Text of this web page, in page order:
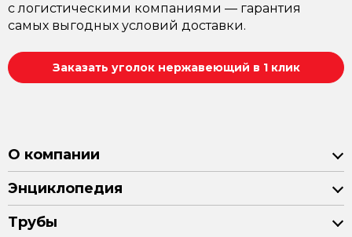
с логистическими компаниями — гарантия
самых выгодных условий доставки.
Заказать уголок нержавеющий в 1 клик
О компании
Энциклопедия
Трубы